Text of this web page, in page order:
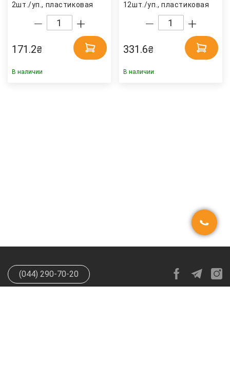
2шт./уп., пластиковая
бутылка AquaLife
171.2₴
В наличии
12шт./уп., пластиковая
бутылка Моршинская
331.6₴
В наличии
(044) 290-70-20